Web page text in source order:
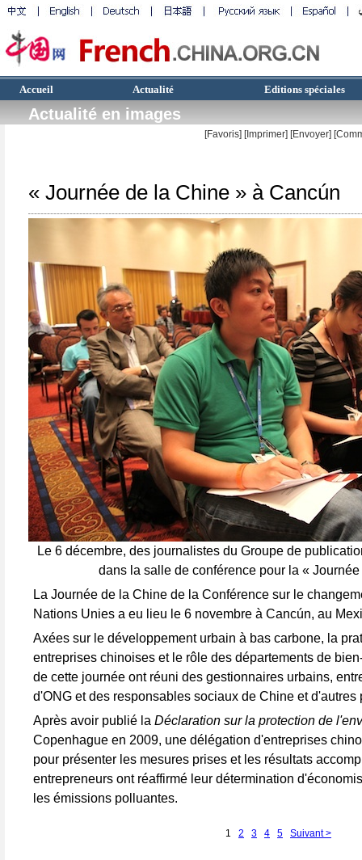
Accueil Actualité Editions spéciales
Actualité en images
[Favoris] [Imprimer] [Envoyer]
« Journée de la Chine » à Cancún
Le 6 décembre, des journalistes du Groupe de
dans la salle de conférence pour la «
La Journée de la Chine de la Conférence sur le
Nations Unies a eu lieu le 6 novembre à Cancún, au
Axées sur le développement urbain à bas carbone, la
entreprises chinoises et le rôle des départements de
de cette journée ont réuni des gestionnaires urbains,
d'ONG et des responsables sociaux de Chine et d'autres
Après avoir publié la Déclaration sur la protection de
Copenhague en 2009, une délégation d'entreprises
pour présenter les mesures prises et les résultats
entrepreneurs ont réaffirmé leur détermination
les émissions polluantes.
1 2 3 4 5 Suivant >